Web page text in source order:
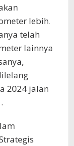
lebih.
telah
lainnya
2024 jalan